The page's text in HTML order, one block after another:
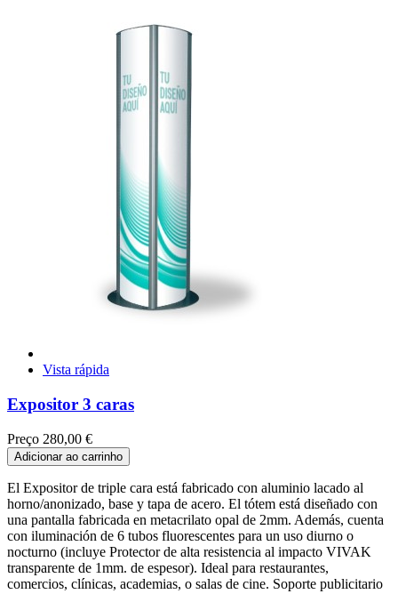
Vista rápida
Expositor 3 caras
Preço 280,00 €
Adicionar ao carrinho
El Expositor de triple cara está fabricado con aluminio lacado al
horno/anonizado, base y tapa de acero. El tótem está diseñado con
una pantalla fabricada en metacrilato opal de 2mm. Además, cuenta
con iluminación de 6 tubos fluorescentes para un uso diurno o
nocturno (incluye Protector de alta resistencia al impacto VIVAK
transparente de 1mm. de espesor). Ideal para restaurantes,
comercios, clínicas, academias, o salas de cine. Soporte publicitario